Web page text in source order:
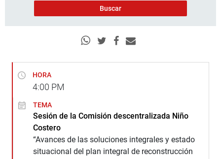
HORA
4:00 PM
TEMA
Sesión de la Comisión descentralizada Niño
Costero
“Avances de las soluciones integrales y estado
situacional del plan integral de reconstrucción